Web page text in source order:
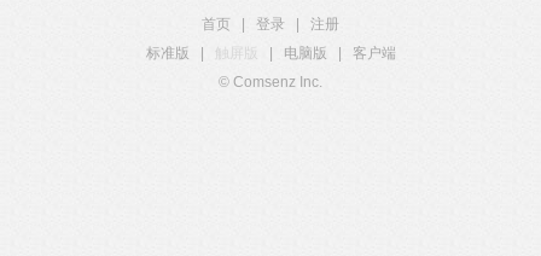
首页 登录
注册
标准版
触屏版 电脑版
客户端
© Comsenz Inc.